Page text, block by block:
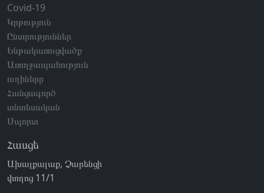
Covid-19
Կրթություն
Ընտրություններ
Ենթակառուցվածք
Առողջապահություն
ուղիները
Հանցագործ
տնտեսական
Սպորտ
Հասցե
Ախալքալաք, Չարենցի
փողոց 11/1